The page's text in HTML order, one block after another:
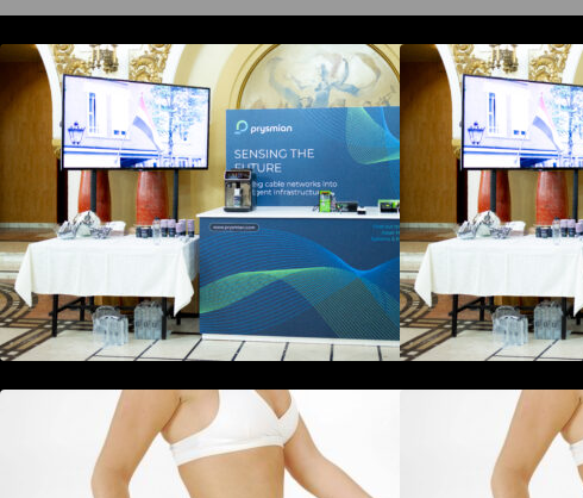
Prysmian aduce la COMM26
tehnologii de sensing si Digital
Energy pentru monitorizarea in
timp real a infrastrucrutilor critice
Tratamentul Wegovy® generează o
scădere în greutate de până la
22,6% la femei în perioada
menopauzei și reduce la jumătate
riscul de migrene
timp
22,6%
riscul